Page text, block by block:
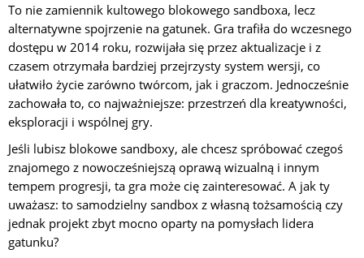
To nie zamiennik kultowego blokowego sandboxa, lecz
alternatywne spojrzenie na gatunek. Gra trafiła do wczesnego
dostępu w 2014 roku, rozwijała się przez aktualizacje i z
czasem otrzymała bardziej przejrzysty system wersji, co
ułatwiło życie zarówno twórcom, jak i graczom. Jednocześnie
zachowała to, co najważniejsze: przestrzeń dla kreatywności,
eksploracji i wspólnej gry.
Jeśli lubisz blokowe sandboxy, ale chcesz spróbować czegoś
znajomego z nowocześniejszą oprawą wizualną i innym
tempem progresji, ta gra może cię zainteresować. A jak ty
uważasz: to samodzielny sandbox z własną tożsamością czy
jednak projekt zbyt mocno oparty na pomysłach lidera
gatunku?